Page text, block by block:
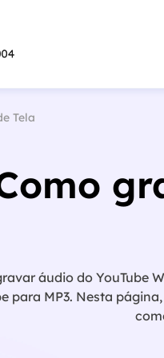
Tela
áudio do YouTube
para MP3. Nesta